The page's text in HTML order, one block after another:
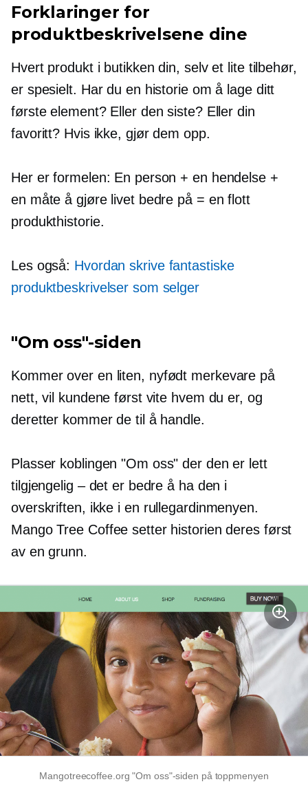
Forklaringer for
produktbeskrivelsene dine
Hvert produkt i butikken din, selv et lite tilbehør,
er spesielt. Har du en historie om å lage ditt
første element? Eller den siste? Eller din
favoritt? Hvis ikke, gjør dem opp.
Her er formelen: En person + en hendelse +
en måte å gjøre livet bedre på = en flott
produkthistorie.
Les også: Hvordan skrive fantastiske
produktbeskrivelser som selger
"Om oss"-siden
Kommer over en liten, nyfødt merkevare på
nett, vil kundene først vite hvem du er, og
deretter kommer de til å handle.
Plasser koblingen "Om oss" der den er lett
tilgjengelig – det er bedre å ha den i
overskriften, ikke i en rullegardinmenyen.
Mango Tree Coffee setter historien deres først
av en grunn.
Mangotreecoffee.org "Om oss"-siden på toppmenyen